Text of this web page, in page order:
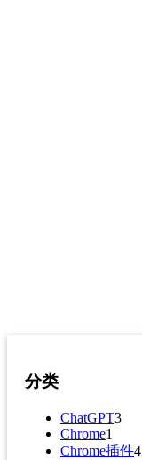
分类
ChatGPT3
Chrome1
Chrome插件4